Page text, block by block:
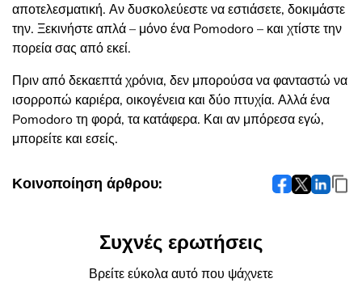
αποτελεσματική. Αν δυσκολεύεστε να εστιάσετε, δοκιμάστε
την. Ξεκινήστε απλά – μόνο ένα Pomodoro – και χτίστε την
πορεία σας από εκεί.
Πριν από δεκαεπτά χρόνια, δεν μπορούσα να φανταστώ να
ισορροπώ καριέρα, οικογένεια και δύο πτυχία. Αλλά ένα
Pomodoro τη φορά, τα κατάφερα. Και αν μπόρεσα εγώ,
μπορείτε και εσείς.
Κοινοποίηση άρθρου:
Συχνές ερωτήσεις
Βρείτε εύκολα αυτό που ψάχνετε